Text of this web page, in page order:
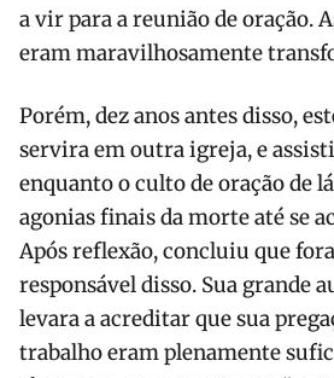
a vir para a reunião de oração.
eram maravilhosamente
Porém, dez anos antes disso,
servira em outra igreja, e
enquanto o culto de oração de
agonias finais da morte até se
Após reflexão, concluiu que
responsável disso. Sua grande
levara a acreditar que sua
trabalho eram plenamente